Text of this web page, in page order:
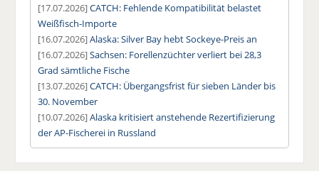
[17.07.2026]CATCH: Fehlende Kompatibilität belastet
Weißfisch-Importe
[16.07.2026]Alaska: Silver Bay hebt Sockeye-Preis an
[16.07.2026]Sachsen: Forellenzüchter verliert bei 28,3
Grad sämtliche Fische
[13.07.2026]CATCH: Übergangsfrist für sieben Länder bis
30. November
[10.07.2026]Alaska kritisiert anstehende Rezertifizierung
der AP-Fischerei in Russland